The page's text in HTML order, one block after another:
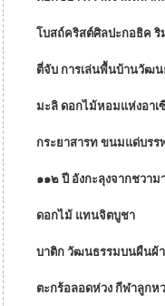
โบสถ์คริสต์ศิลปะกอธิค
ตี่จับ การเล่นพื้นบ้านวัฒ
มะลิ ดอกไม้หอมแห่งอาเ
กระยาสารท ขนมแด่บรร
๑๑๒ ปี อังกะลุงจากชวาม
ดอกไม้ แทนจิตบูชา
บาติก วัฒนธรรมบนผืนผ้า
ตะกร้อลอดห่วง กีฬาลูกห